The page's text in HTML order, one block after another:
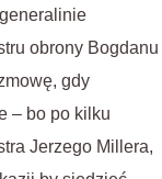
obrony Bogdanu
gdy
– bo po kilku
Jerzego Millera,